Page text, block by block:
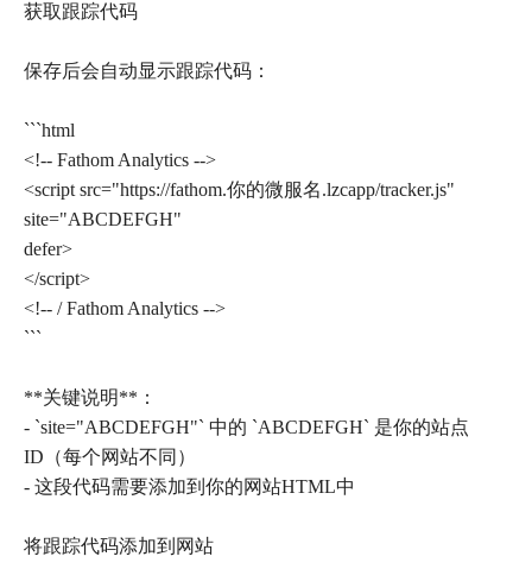
获取跟踪代码
保存后会自动显示跟踪代码：
```html
<!-- Fathom Analytics -->
<script src="https://fathom.你的微服名.lzcapp/tracker.js"
site="ABCDEFGH"
defer>
</script>
<!-- / Fathom Analytics -->
```
**关键说明**：
- `site="ABCDEFGH"` 中的 `ABCDEFGH` 是你的站点
ID（每个网站不同）
- 这段代码需要添加到你的网站HTML中